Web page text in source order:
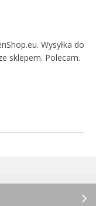
Wysyłka do
sklepem. Polecam.